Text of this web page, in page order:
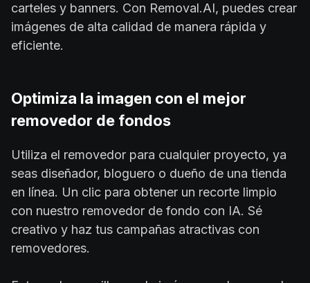
carteles y banners. Con Removal.AI, puedes crear
imágenes de alta calidad de manera rápida y
eficiente.
Optimiza la imagen con el mejor
removedor de fondos
Utiliza el removedor para cualquier proyecto, ya
seas diseñador, bloguero o dueño de una tienda
en línea. Un clic para obtener un recorte limpio
con nuestro removedor de fondo con IA. Sé
creativo y haz tus campañas atractivas con
removedores.